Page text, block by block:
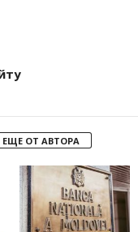
ЕЩЕ ОТ АВТОРА